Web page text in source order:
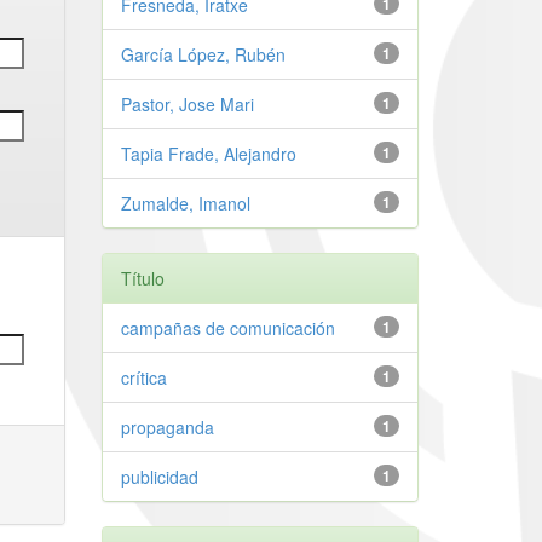
Fresneda, Iratxe
1
García López, Rubén
1
Pastor, Jose Mari
1
Tapia Frade, Alejandro
1
Zumalde, Imanol
Título
1
campañas de comunicación
1
crítica
1
propaganda
1
publicidad